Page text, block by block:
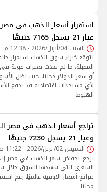
استقرار أسعار الذهب في
عيار 21 يسجل 7165 جنيهًا
السبت 04/أبريل/2026 - 12:38 م
يتوقع خبراء سوق الذهب استمرار حالة
المقبلة، ما لم تحدث تغيرات قوية
أو سعر الدولار محليًا، حيث تظل
لأي مستجدات اقتصادية قد تدفع
الهبوط.
تراجع أسعار الذهب في مصر
وعيار 21 يسجل 7230 جنيهًا
الخميس 02/أبريل/2026 - 11:22 ص
يرجع انخفاض سعر الذهب في مصر
السعري التي شهدها السوق خلال
بتراجع أسعار الأوقية عالميًا، رغم
محليًا.